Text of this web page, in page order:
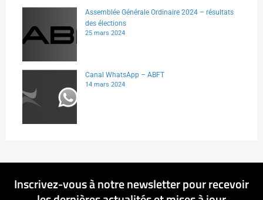
Assemblée Générale Ordinaire 2024 – résultats
des élections
25 mars 2024
Canal WhatsApp – ABFT
14 mars 2024
Inscrivez-vous à notre newsletter pour recevoir